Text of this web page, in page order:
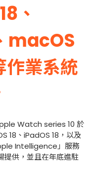
、
macOS
業系統
Watch series 10 於
18、iPadOS 18，以及
Intelligence」服務
提供，並且在年底進駐